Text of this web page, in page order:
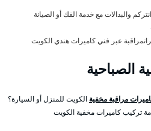
والبدالات مع خدمة الفك أو الصيانة
عبر فني كاميرات هندي الكويت
الصباحية
مراقبة مخفية الكويت للمنزل أو السيارة؟
تركيب كاميرات مخفية الكويت